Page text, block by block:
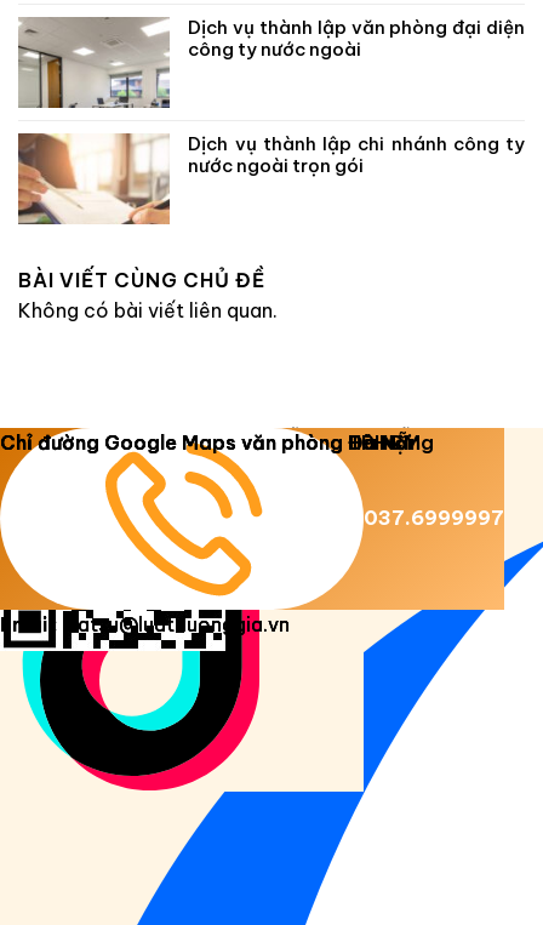
Dịch vụ thành lập văn phòng đại diện
công ty nước ngoài
Dịch vụ thành lập chi nhánh công ty
nước ngoài trọn gói
BÀI VIẾT CÙNG CHỦ ĐỀ
Không có bài viết liên quan.
Copyright 2026 © Luật Dương Gia